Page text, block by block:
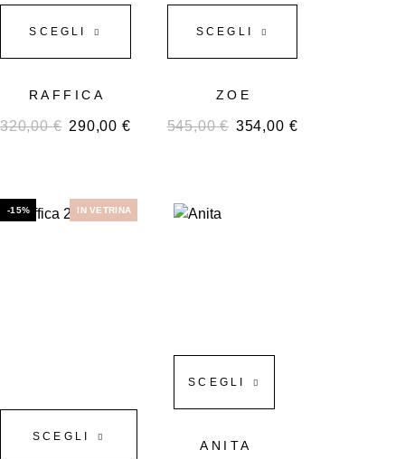
SCEGLI
RAFFICA
320,00€ 290,00 €
SCEGLI
ZOE
545,00€ 354,00 €
IN VETRINA
-15%
SCEGLI
SCEGLI
ANITA